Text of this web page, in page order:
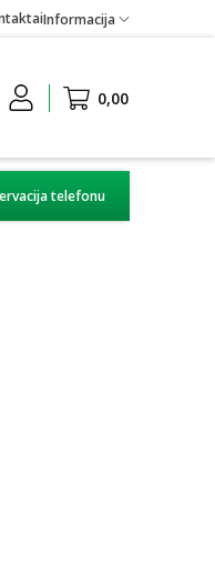
Informacija
0,00
telefonu